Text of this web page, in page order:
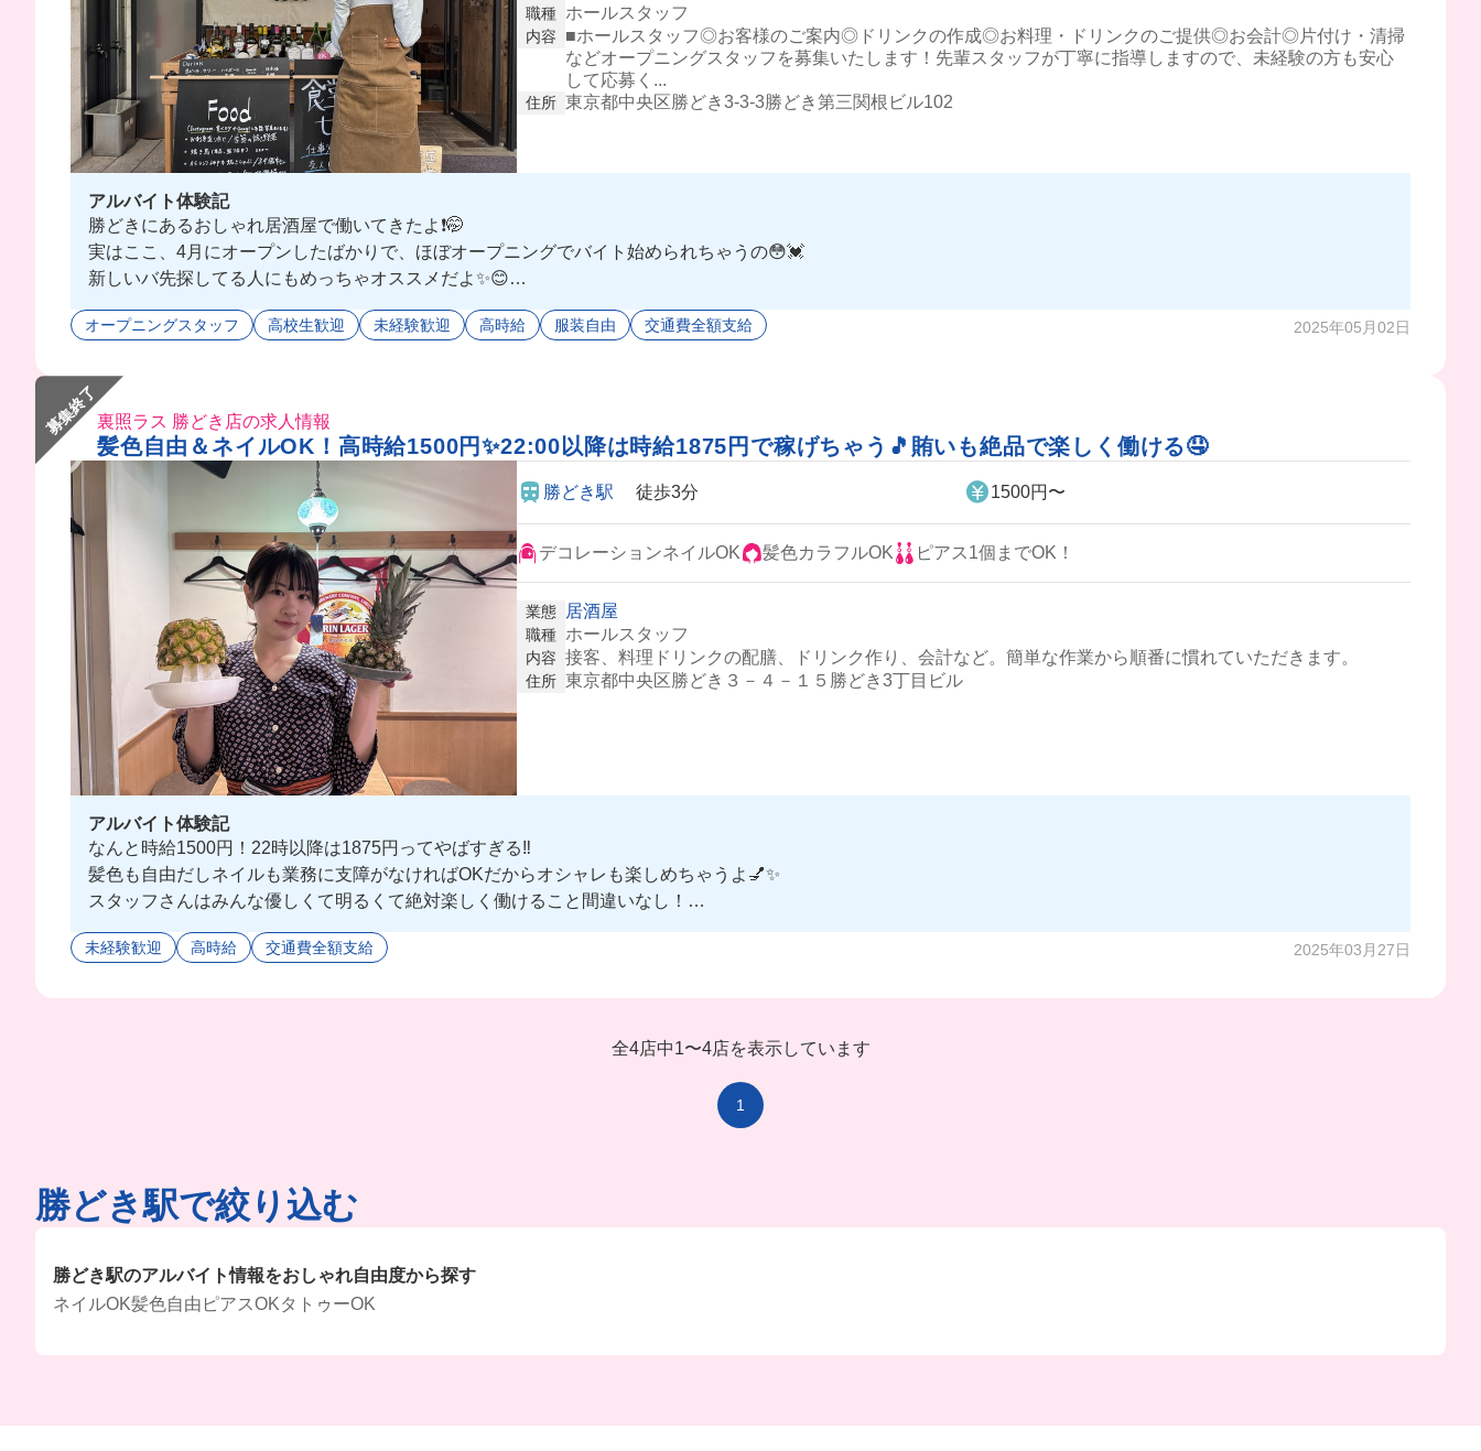
職種 ホールスタッフ
内容
■ホールスタッフ◎お客様のご案内◎ドリンクの作成◎お料理・ドリンクのご提供◎お会計◎片付け・清掃
などオープニングスタッフを募集いたします！先輩スタッフが丁寧に指導しますので、未経験の方も安心
して応募く...
住所 東京都中央区勝どき3-3-3勝どき第三関根ビル102
アルバイト体験記
勝どきにあるおしゃれ居酒屋で働いてきたよ❗️🤭
実はここ、4月にオープンしたばかりで、ほぼオープニングでバイト始められちゃうの😳💓
新しいバ先探してる人にもめっちゃオススメだよ✨😊
しかも、まかないはリクエストできて、食べたいもの出してもらえちゃうよ😭💟
オープニングスタッフ 高校生歓迎 未経験歓迎 高時給 服装自由 交通費全額支給 2025年05月02日
募集終了裏照ラス 勝どき店の求人情報
髪色自由＆ネイルOK！高時給1500円✨22:00以降は時給1875円で稼げちゃう🎵賄いも絶品で楽しく働ける🤤
勝どき駅 徒歩3分 1500円〜
デコレーションネイルOK 髪色カラフルOK ピアス1個までOK！
業態 居酒屋
職種 ホールスタッフ
内容 接客、料理ドリンクの配膳、ドリンク作り、会計など。簡単な作業から順番に慣れていただきます。
住所 東京都中央区勝どき３－４－１５勝どき3丁目ビル
アルバイト体験記
なんと時給1500円！22時以降は1875円ってやばすぎる‼️
髪色も自由だしネイルも業務に支障がなければOKだからオシャレも楽しめちゃうよ💅✨
スタッフさんはみんな優しくて明るくて絶対楽しく働けること間違いなし！
みんなも一緒に働こう！
未経験歓迎 高時給 交通費全額支給 2025年03月27日
全4店中1〜4店を表示しています
1
勝どき駅で絞り込む
勝どき駅のアルバイト情報をおしゃれ自由度から探す
ネイルOK髪色自由 ピアスOKタトゥーOK